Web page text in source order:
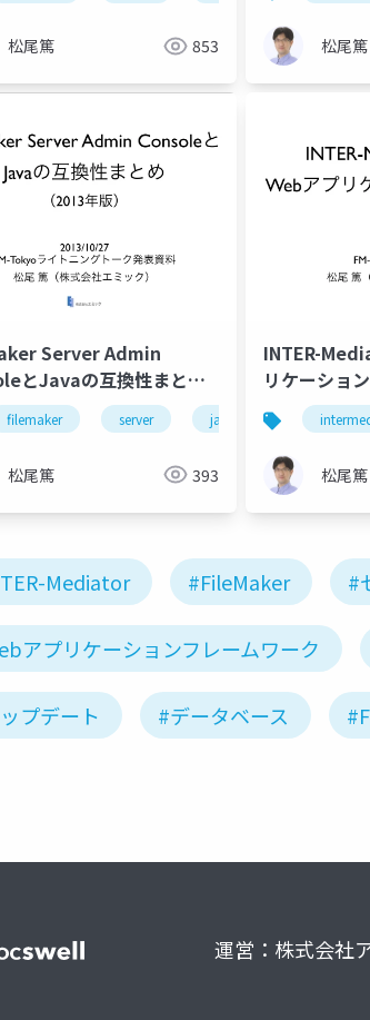
松尾篤 853 松尾篤
Server Admin
とJavaの互換性まとめ
年版）
filemaker server java
松尾篤 393
INTER-
リケーショ
松尾篤
Mediator #FileMaker #
アプリケーションフレームワーク
プデート #データベース
運営：株式会社